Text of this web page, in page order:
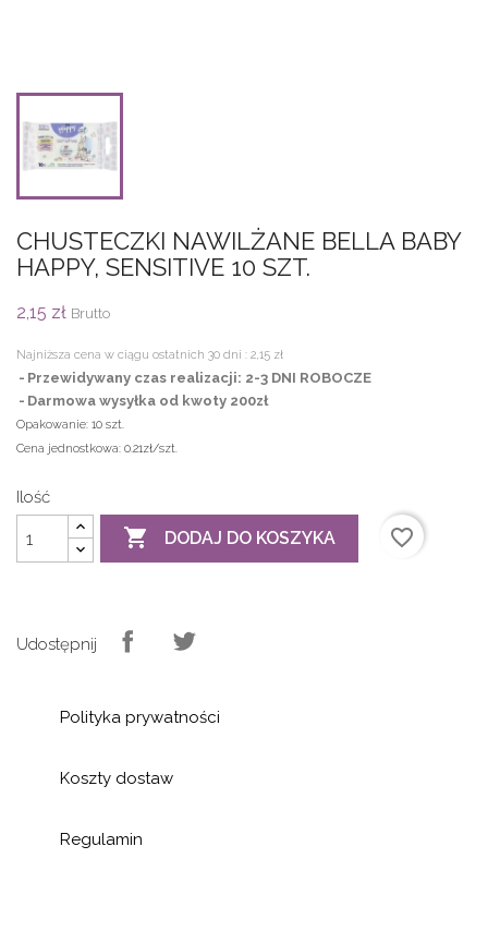
CHUSTECZKI NAWILŻANE BELLA BABY
HAPPY, SENSITIVE 10 SZT.
2,15 zł Brutto
Najniższa cena w ciągu ostatnich 30 dni : 2,15 zł
Przewidywany czas realizacji: 2-3 DNI ROBOCZE
Darmowa wysyłka od kwoty 200zł
Opakowanie: 10 szt.
Cena jednostkowa: 0.21zł/szt.
Ilość
 DODAJ DO KOSZYKA favorite_border
Udostępnij
Polityka prywatności
Koszty dostaw
Regulamin